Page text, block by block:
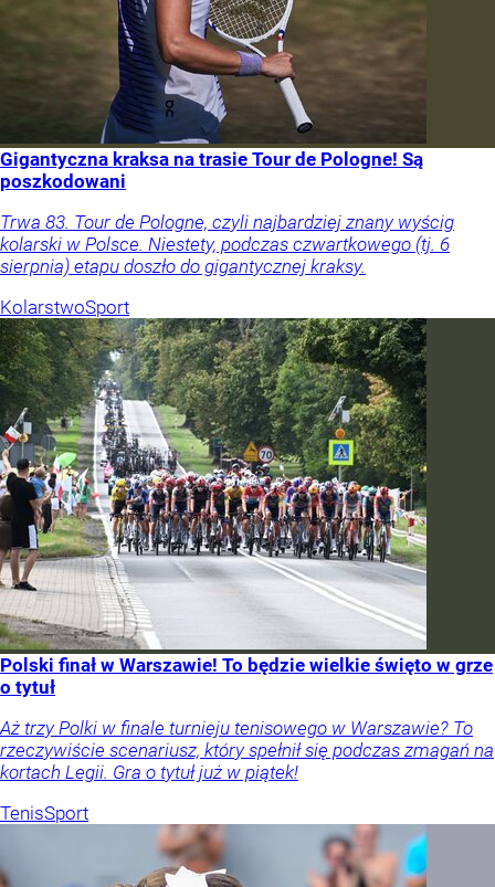
Gigantyczna kraksa na trasie Tour de Pologne! Są
poszkodowani
Trwa 83. Tour de Pologne, czyli najbardziej znany wyścig
kolarski w Polsce. Niestety, podczas czwartkowego (tj. 6
sierpnia) etapu doszło do gigantycznej kraksy.
KolarstwoSport
Polski finał w Warszawie! To będzie wielkie święto w grze
o tytuł
Aż trzy Polki w finale turnieju tenisowego w Warszawie? To
rzeczywiście scenariusz, który spełnił się podczas zmagań na
kortach Legii. Gra o tytuł już w piątek!
TenisSport